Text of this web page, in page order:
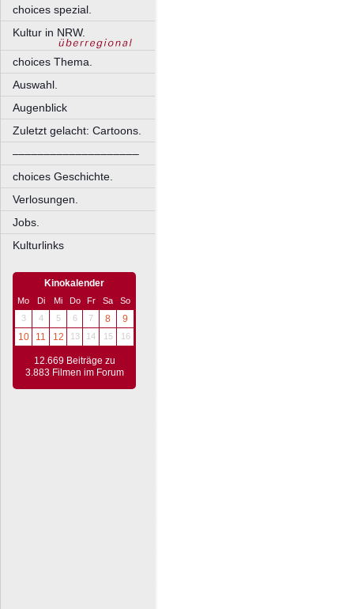
choices spezial.
Kultur in NRW.
choices Thema.
Auswahl.
Augenblick
Zuletzt gelacht: Cartoons.
––––––––––––––––––––
choices Geschichte.
Verlosungen.
Jobs.
Kulturlinks
Kinokalender
Mo Di Mi Do Fr Sa
So
3
4 5 6 7 8
9
10
11 12 13 14 15 16
12.669 Beiträge zu
3.883 Filmen im Forum